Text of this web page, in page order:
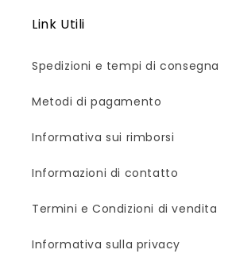
Link Utili
Spedizioni e tempi di consegna
Metodi di pagamento
Informativa sui rimborsi
Informazioni di contatto
Termini e Condizioni di vendita
Informativa sulla privacy